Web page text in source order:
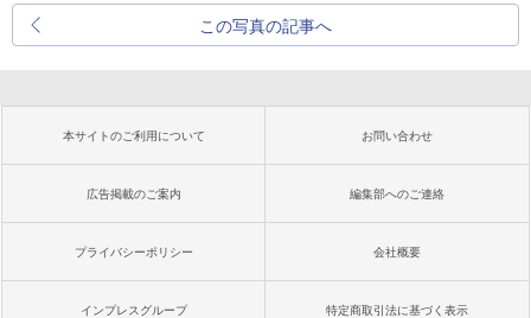
この写真の記事へ
本サイトのご利用について お問い合わせ
広告掲載のご案内 編集部へのご連絡
プライバシーポリシー 会社概要
インプレスグループ 特定商取引法に基づく表示